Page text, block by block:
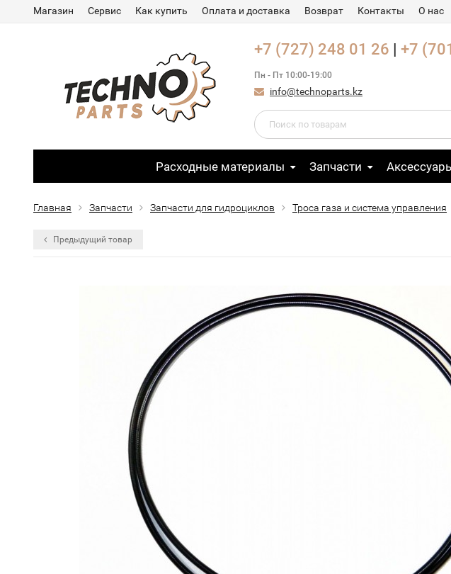
Магазин Сервис Как купить Оплата и доставка Возврат Контакты О нас
+7 (727) 248 01 26 | +7
Пн - Пт 10:00-19:00
info@technoparts.kz
Расходные материалы Запчасти
Главная Запчасти Запчасти для гидроциклов Троса газа и система управления
Предыдущий товар